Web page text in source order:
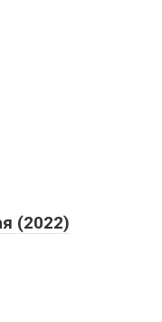
(2022)